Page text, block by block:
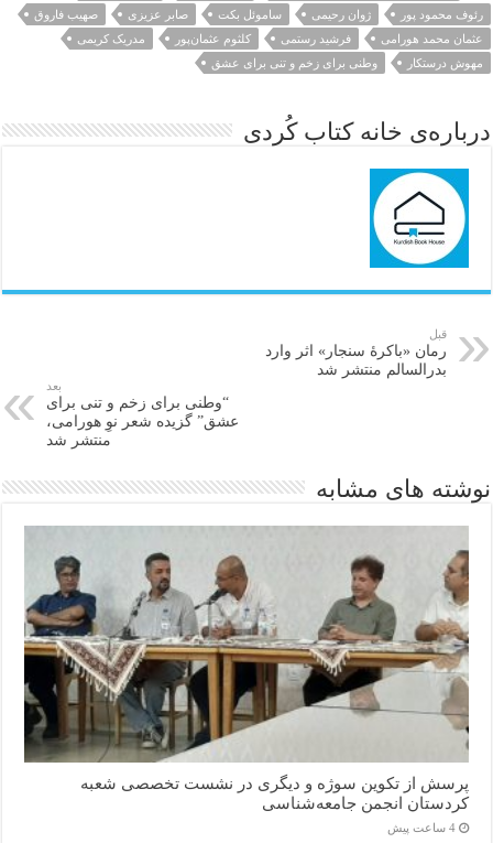
رئوف محمود پور
ژوان رحیمی ساموئل بکت صابر عزیزی
صهیب فاروق
عثمان محمد هورامی
فرشید رستمی کلثوم عثمان‌پور
مدریک کریمی
مهوش درستکار
وطنی برای زخم و تنی برای عشق
درباره‌ی خانه کتاب کُردی
قبل
رمان «باکرهٔ سنجار» اثر وارد
بدرالسالم منتشر شد
بعد
“وطنی برای زخم و تنی برای
عشق” گزیده شعر نوِ هورامی،
منتشر شد
نوشته های مشابه
پرسش از تکوین سوژه و دیگری در نشست تخصصی شعبه
کردستان انجمن جامعه‌شناسی
4 ساعت پیش